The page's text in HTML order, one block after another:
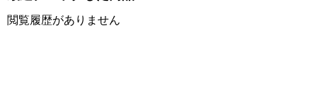
閲覧履歴がありません